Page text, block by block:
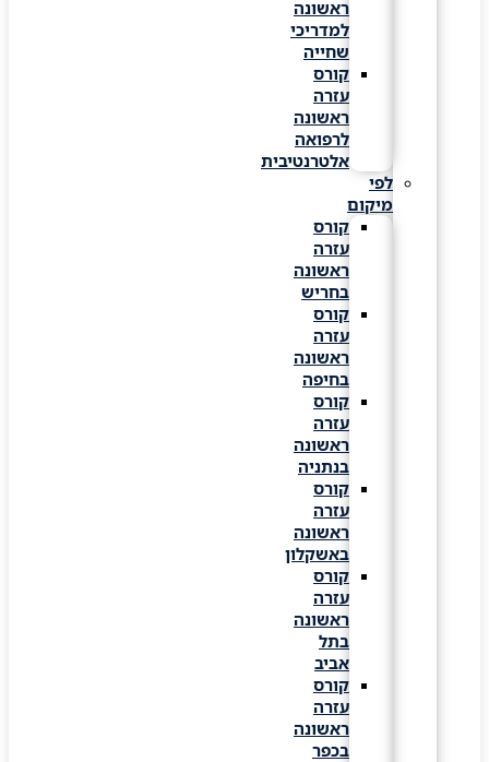
ראשונה
למדריכי
שחייה
קורס
עזרה
ראשונה
לרפואה
אלטרנטיבית
לפי
מיקום
קורס
עזרה
ראשונה
בחריש
קורס
עזרה
ראשונה
בחיפה
קורס
עזרה
ראשונה
בנתניה
קורס
עזרה
ראשונה
באשקלון
קורס
עזרה
ראשונה
קורס
עזרה
ראשונה
בכפר